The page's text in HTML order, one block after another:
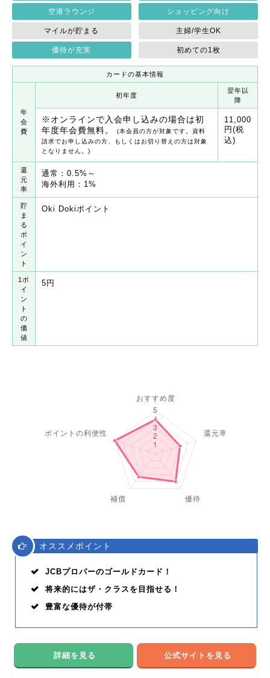
空港ラウンジ ショッピング向け
マイルが貯まる 主婦/学生OK
優待が充実 初めての1枚
カードの基本情報
年
会
費
初年度
翌年以
降
※オンラインで入会申し込みの場合は初
年度年会費無料。
(本会員の方が対象です。資料
請求でお申し込みの方、もしくはお切り替えの方は対象
となりません。)
11,000
円(税
込)
還
元
率
通常：0.5%～
海外利用：1%
貯
ま
る
ポ
イ
ン
ト
Oki Dokiポイント
1ポ
イ
ン
ト
の
価
値
5円
オススメポイント
JCBプロパーのゴールドカード！
将来的にはザ・クラスを目指せる！
豊富な優待が付帯
詳細を見る 公式サイトを見る